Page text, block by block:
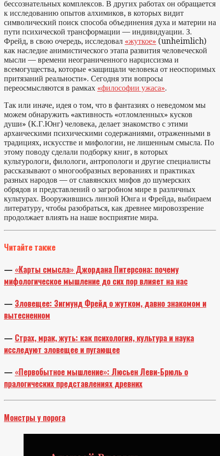
бессознательных комплексов. В других работах он обращается
к исследованию опытов алхимиков, в которых видит
символический поиск способа объединения духа и материи на
пути психической трансформации — индивидуации. З.
Фрейд, в свою очередь, исследовал «жуткое» (unheimlich)
как наследие анимистического этапа развития человеческой
мысли — времени неограниченного нарциссизма и
всемогущества, которые «защищали человека от неоспоримых
притязаний реальности». Сегодня эти вопросы
переосмысляются в рамках «философии ужаса».
Так или иначе, идея о том, что в фантазиях о неведомом мы
можем обнаружить «активность «отломленных» кусков
души» (К.Г.Юнг) человека, делает знакомство с этими
архаическими психическими содержаниями, отраженными в
традициях, искусстве и мифологии, не лишенным смысла. По
этому поводу сделали подборку книг, в которых
культурологи, филологи, антропологи и другие специалисты
рассказывают о многообразных верованиях и практиках
разных народов — от славянских мифов до шумерских
обрядов и представлений о загробном мире в различных
культурах. Вооружившись линзой Юнга и Фрейда, выбираем
литературу, чтобы разобраться, как древнее мировоззрение
продолжает влиять на наше восприятие мира.
Читайте также
— «Карты смысла» Джордана Питерсона: почему
мифологическое мышление до сих пор влияет на нас
— Зловещее: Зигмунд Фрейд о жутком, давно знакомом и
вытесненном
— Страх, мрак, жуть: как психология, культура и наука
исследуют зловещее и пугающее
— «Первобытное мышление»: Люсьен Леви-Брюль о
пралогических представлениях древних
Монстры у порога